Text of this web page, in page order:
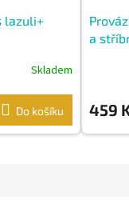
lazuli+
Skladem
Do košíku
a
459